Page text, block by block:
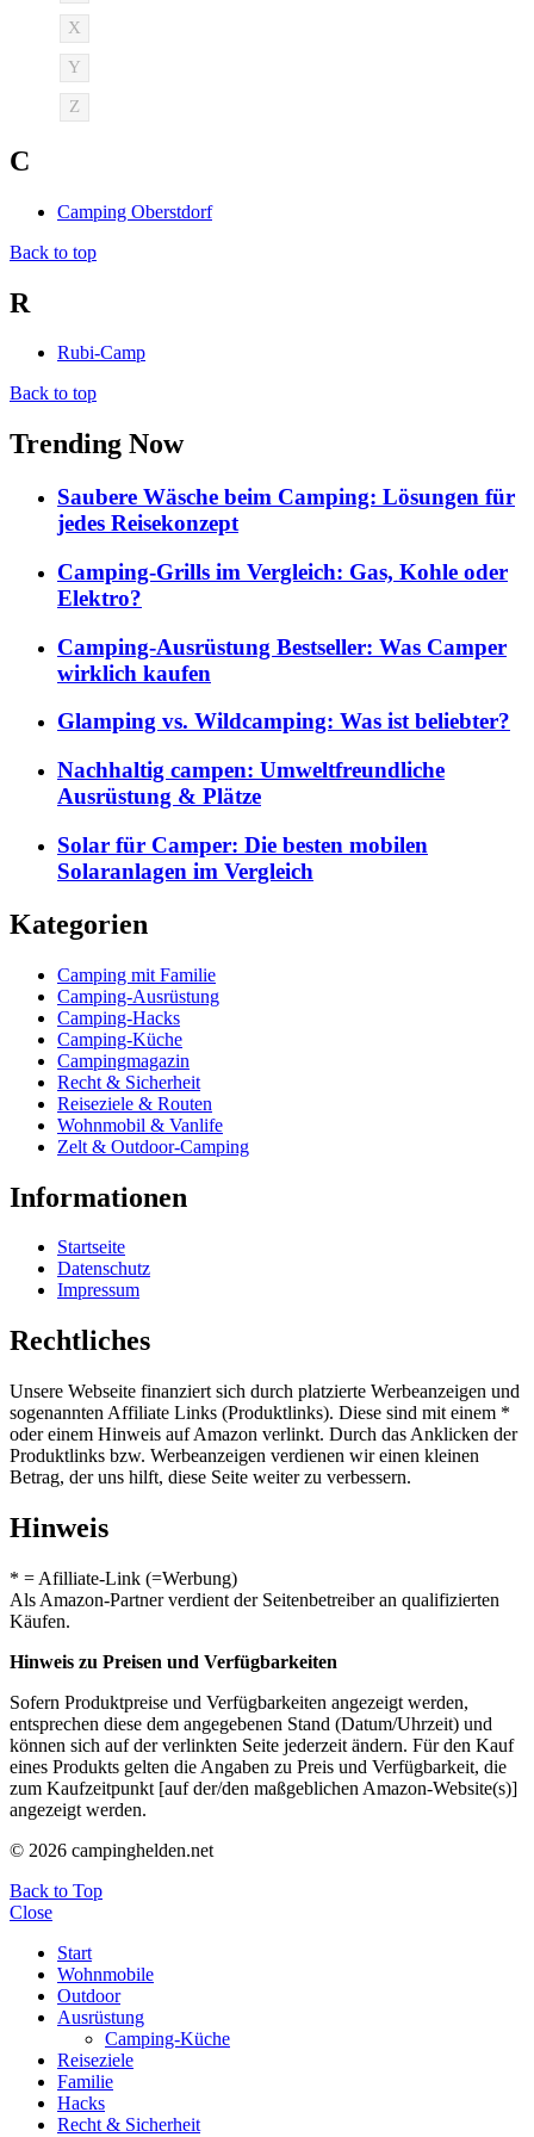
X
Y
Z
C
Camping Oberstdorf
Back to top
R
Rubi-Camp
Back to top
Trending Now
Saubere Wäsche beim Camping: Lösungen für
jedes Reisekonzept
Camping-Grills im Vergleich: Gas, Kohle oder
Elektro?
Camping-Ausrüstung Bestseller: Was Camper
wirklich kaufen
Glamping vs. Wildcamping: Was ist beliebter?
Nachhaltig campen: Umweltfreundliche
Ausrüstung & Plätze
Solar für Camper: Die besten mobilen
Solaranlagen im Vergleich
Kategorien
Camping mit Familie
Camping-Ausrüstung
Camping-Hacks
Camping-Küche
Campingmagazin
Recht & Sicherheit
Reiseziele & Routen
Wohnmobil & Vanlife
Zelt & Outdoor-Camping
Informationen
Startseite
Datenschutz
Impressum
Rechtliches
Unsere Webseite finanziert sich durch platzierte Werbeanzeigen und
sogenannten Affiliate Links (Produktlinks). Diese sind mit einem *
oder einem Hinweis auf Amazon verlinkt. Durch das Anklicken der
Produktlinks bzw. Werbeanzeigen verdienen wir einen kleinen
Betrag, der uns hilft, diese Seite weiter zu verbessern.
Hinweis
* = Afilliate-Link (=Werbung)
Als Amazon-Partner verdient der Seitenbetreiber an qualifizierten
Käufen.
Hinweis zu Preisen und Verfügbarkeiten
Sofern Produktpreise und Verfügbarkeiten angezeigt werden,
entsprechen diese dem angegebenen Stand (Datum/Uhrzeit) und
können sich auf der verlinkten Seite jederzeit ändern. Für den Kauf
eines Produkts gelten die Angaben zu Preis und Verfügbarkeit, die
zum Kaufzeitpunkt [auf der/den maßgeblichen Amazon-Website(s)]
angezeigt werden.
© 2026 campinghelden.net
Back to Top
Close
Start
Wohnmobile
Outdoor
Ausrüstung
Camping-Küche
Reiseziele
Familie
Hacks
Recht & Sicherheit